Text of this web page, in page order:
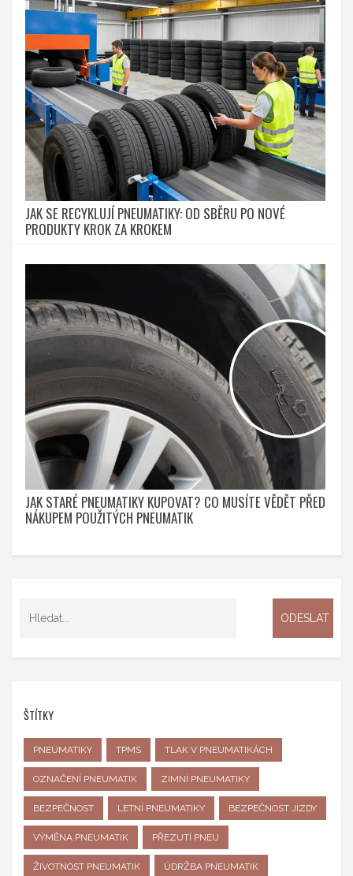
JAK SE RECYKLUJÍ PNEUMATIKY: OD SBĚRU PO NOVÉ
PRODUKTY KROK ZA KROKEM
JAK STARÉ PNEUMATIKY KUPOVAT? CO MUSÍTE VĚDĚT PŘED
NÁKUPEM POUŽITÝCH PNEUMATIK
ŠTÍTKY
PNEUMATIKY TPMS TLAK V PNEUMATIKÁCH
OZNAČENÍ PNEUMATIK ZIMNÍ PNEUMATIKY
BEZPEČNOST LETNÍ PNEUMATIKY BEZPEČNOST JÍZDY
VÝMĚNA PNEUMATIK PŘEZUTÍ PNEU
ŽIVOTNOST PNEUMATIK ÚDRŽBA PNEUMATIK